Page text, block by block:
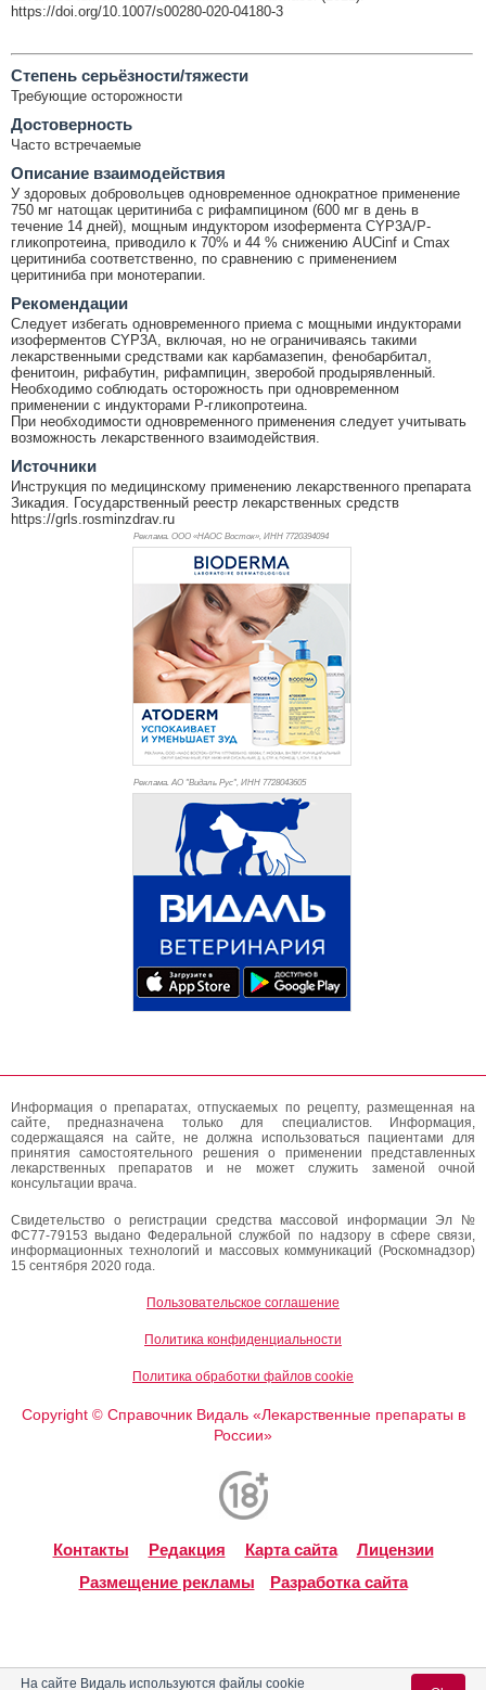
https://doi.org/10.1007/s00280-020-04180-3
Cтепень серьёзности/тяжести
Требующие осторожности
Достоверность
Часто встречаемые
Описание взаимодействия
У здоровых добровольцев одновременное однократное применение
750 мг натощак церитиниба с рифампицином (600 мг в день в
течение 14 дней), мощным индуктором изофермента CYP3A/Р-
гликопротеина, приводило к 70% и 44 % снижению AUCinf и Cmax
церитиниба соответственно, по сравнению с применением
церитиниба при монотерапии.
Рекомендации
Следует избегать одновременного приема с мощными индукторами
изоферментов CYP3A, включая, но не ограничиваясь такими
лекарственными средствами как карбамазепин, фенобарбитал,
фенитоин, рифабутин, рифампицин, зверобой продырявленный.
Необходимо соблюдать осторожность при одновременном
применении с индукторами Р-гликопротеина.
При необходимости одновременного применения следует учитывать
возможность лекарственного взаимодействия.
Источники
Инструкция по медицинскому применению лекарственного препарата
Зикадия. Государственный реестр лекарственных средств
https://grls.rosminzdrav.ru
Реклама. ООО «НАОС Восток», ИНН 7720394094
Реклама. АО "Видаль Рус", ИНН 7728043605
Информация о препаратах, отпускаемых по рецепту, размещенная на
сайте, предназначена только для специалистов. Информация,
содержащаяся на сайте, не должна использоваться пациентами для
принятия самостоятельного решения о применении представленных
лекарственных препаратов и не может служить заменой очной
консультации врача.
Свидетельство о регистрации средства массовой информации Эл №
ФС77-79153 выдано Федеральной службой по надзору в сфере связи,
информационных технологий и массовых коммуникаций (Роскомнадзор)
15 сентября 2020 года.
Пользовательское соглашение
Политика конфиденциальности
Политика обработки файлов cookie
Copyright ©Справочник Видаль «Лекарственные препараты в
России»
Контакты Редакция Карта сайта
Лицензии
Размещение рекламы
Разработка сайта
На сайте Видаль используются файлы cookie